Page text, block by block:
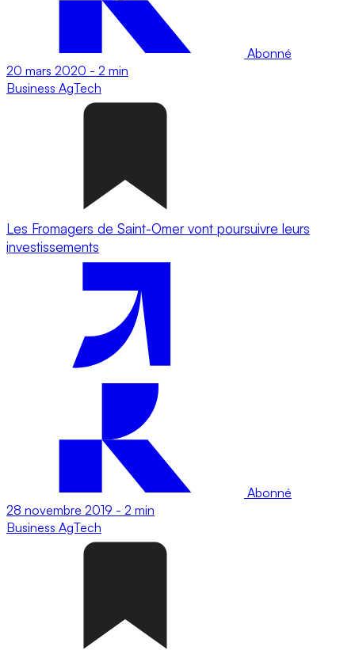
Abonné
20 mars 2020 - 2 min
Business AgTech
Les Fromagers de Saint-Omer vont poursuivre leurs
investissements
Abonné
28 novembre 2019 - 2 min
Business AgTech